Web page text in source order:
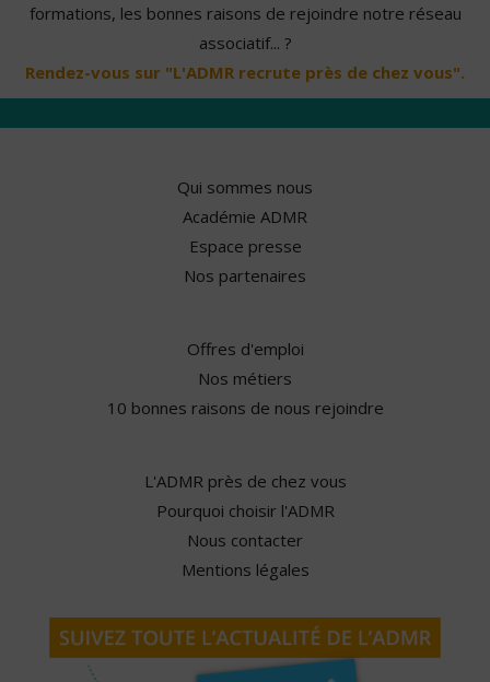
formations, les bonnes raisons de rejoindre notre réseau
associatif... ?
Rendez-vous sur "L'ADMR recrute près de chez vous".
Qui sommes nous
Académie ADMR
Espace presse
Nos partenaires
Offres d'emploi
Nos métiers
10 bonnes raisons de nous rejoindre
L'ADMR près de chez vous
Pourquoi choisir l'ADMR
Nous contacter
Mentions légales